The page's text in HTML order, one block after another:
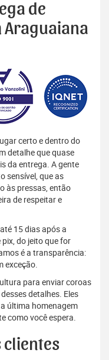
de
Araguaiana
certo e dentro do
detalhe que quase
da entrega. A gente
sensível, que as
às pressas, então
de respeitar e
15 dias após a
do jeito que for
é a transparência:
exceção.
para enviar coroas
detalhes. Eles
última homenagem
como você espera.
clientes